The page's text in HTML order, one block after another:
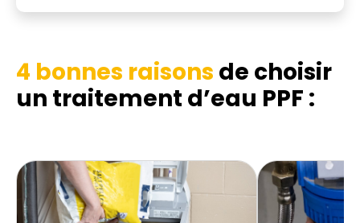
4 bonnes raisons de choisir
un traitement d’eau PPF :